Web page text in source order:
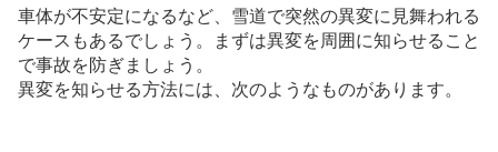
車体が不安定になるなど、雪道で突然の異変に見舞われる
ケースもあるでしょう。まずは異変を周囲に知らせること
で事故を防ぎましょう。
異変を知らせる方法には、次のようなものがあります。